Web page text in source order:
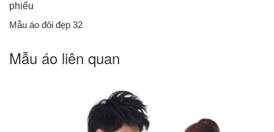
phiếu
Mẫu áo đôi đẹp 32
Mẫu áo liên quan